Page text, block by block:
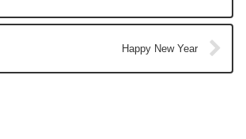
Happy New Year